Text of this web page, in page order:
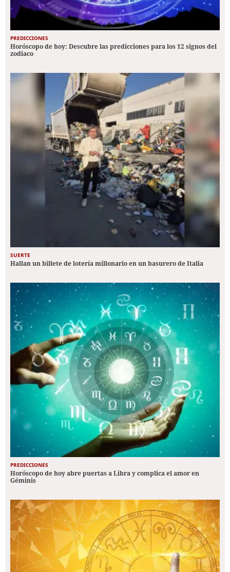
PREDICCIONES
Horóscopo de hoy: Descubre las predicciones para los 12 signos del
zodiaco
SUERTE
Hallan un billete de lotería millonario en un basurero de Italia
PREDICCIONES
Horóscopo de hoy abre puertas a Libra y complica el amor en
Géminis